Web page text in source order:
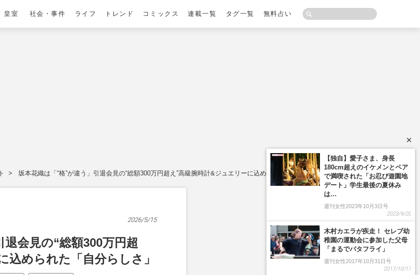
皇室 社会・事件 ライフ トレンド コミックス 連載一覧 タグ一覧 無料占い
坂本花織は「“格”が違う」引退会見の“総額300万円超え”高級腕時計&ジュエリーに込められた「自分らしさ」
2026/5/15
会見の“総額300万円超
込められた「自分らしさ」
×
【独自】愛子さま、身長
180cm超えのイケメンとペア
で満喫された「お忍び遊園地
デート」学生最後の夏休み
は…
週刊女性2023年10月3日号
2023/9/20
木村カエラが疾走！ セレブ幼
稚園の運動会に参加した父母
「まるでバタフライ」
週刊女性2017年10月31日号
2017/10/17